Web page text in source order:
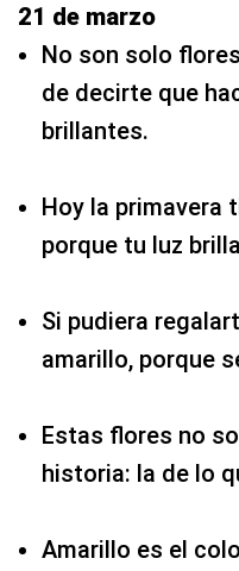
21 de marzo
No son solo
de decirte que
brillantes.
Hoy la primavera
porque tu luz
Si pudiera
amarillo, porque
Estas flores no
historia: la de lo
Amarillo es el